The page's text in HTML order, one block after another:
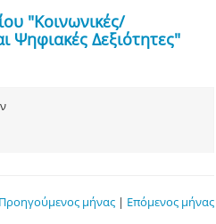
"Κοινωνικές/
Ψηφιακές Δεξιότητες"
Προηγούμενος μήνας| Επόμενος μήνας